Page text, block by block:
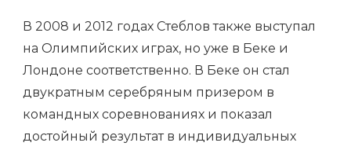
В 2008 и 2012 годах Стеблов также выступал
на Олимпийских играх, но уже в Беке и
Лондоне соответственно. В Беке он стал
двукратным серебряным призером в
командных соревнованиях и показал
достойный результат в индивидуальных